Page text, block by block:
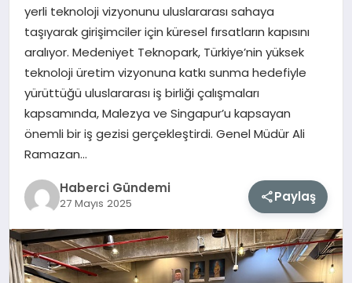
MAGAZIN
EĞITIM
SAĞLIK
TEKNOLOJI
yerli teknoloji vizyonunu uluslararası sahaya
taşıyarak girişimciler için küresel fırsatların kapısını
aralıyor. Medeniyet Teknopark, Türkiye’nin yüksek
teknoloji üretim vizyonuna katkı sunma hedefiyle
yürüttüğü uluslararası iş birliği çalışmaları
kapsamında, Malezya ve Singapur’u kapsayan
önemli bir iş gezisi gerçekleştirdi. Genel Müdür Ali
Ramazan…
Haberci Gündemi
27 Mayıs 2025 Paylaş